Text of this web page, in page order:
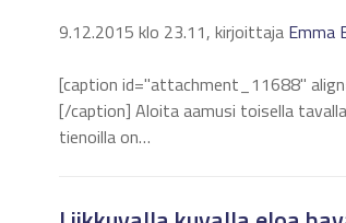
9.12.2015 klo 23.11, kirjoittaja Emma
[caption id="attachment_11688"
[/caption] Aloita aamusi toisella
tienoilla on…